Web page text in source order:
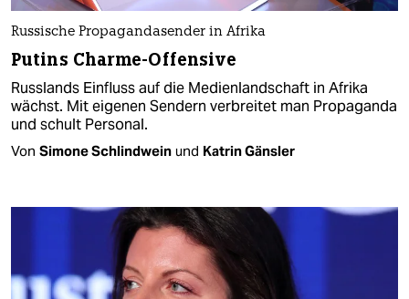
Russische Propagandasender in Afrika
Putins Charme-Offensive
Russlands Einfluss auf die Medienlandschaft in Afrika
wächst. Mit eigenen Sendern verbreitet man Propaganda
und schult Personal.
Von Simone Schlindwein und Katrin Gänsler